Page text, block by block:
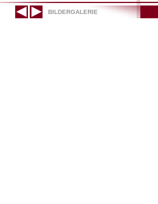
BILDERGALERIE